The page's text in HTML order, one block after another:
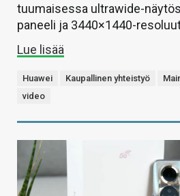
tuumaisessa ultrawide-
paneeli ja 3440×1440-
Lue lisää
Huawei Kaupallinen yhteistyö
video